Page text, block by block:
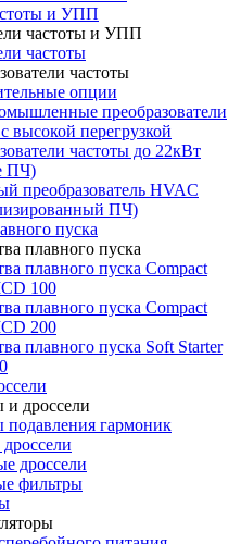
и УПП
частоты и УПП
частоты
частоты
опции
преобразователи
высокой перегрузкой
частоты до 22кВт
ПЧ)
преобразователь HVAC
ПЧ)
пуска
плавного пуска
плавного пуска Compact
100
плавного пуска Compact
200
плавного пуска Soft Starter
дроссели
подавления гармоник
дроссели
фильтры